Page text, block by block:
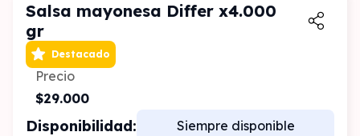
Salsa mayonesa Differ x4.000
gr
Destacado
Precio
$29.000
Disponibilidad: Siempre disponible